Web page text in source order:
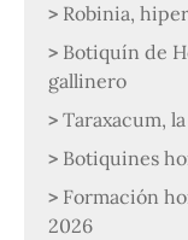
Robinia,
Botiquín de
gallinero
Taraxacum,
Botiquines
Formación
2026